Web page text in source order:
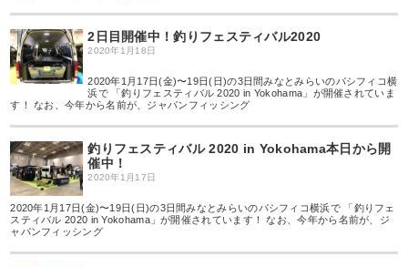
2日目開催中！釣りフェスティバル2020
2020年1月18日
2020年1月17日(金)〜19日(日)の3日間みなとみらいのパシフィコ横
浜で 「釣りフェスティバル 2020 in Yokohama」が開催されていま
す！ なお、今年から名前が、ジャパンフィッシング
釣りフェスティバル 2020 in Yokohama本日から開
催中！
2020年1月17日
2020年1月17日(金)〜19日(日)の3日間みなとみらいのパシフィコ横浜で 「釣りフェ
スティバル 2020 in Yokohama」が開催されています！ なお、今年から名前が、ジ
ャパンフィッシング